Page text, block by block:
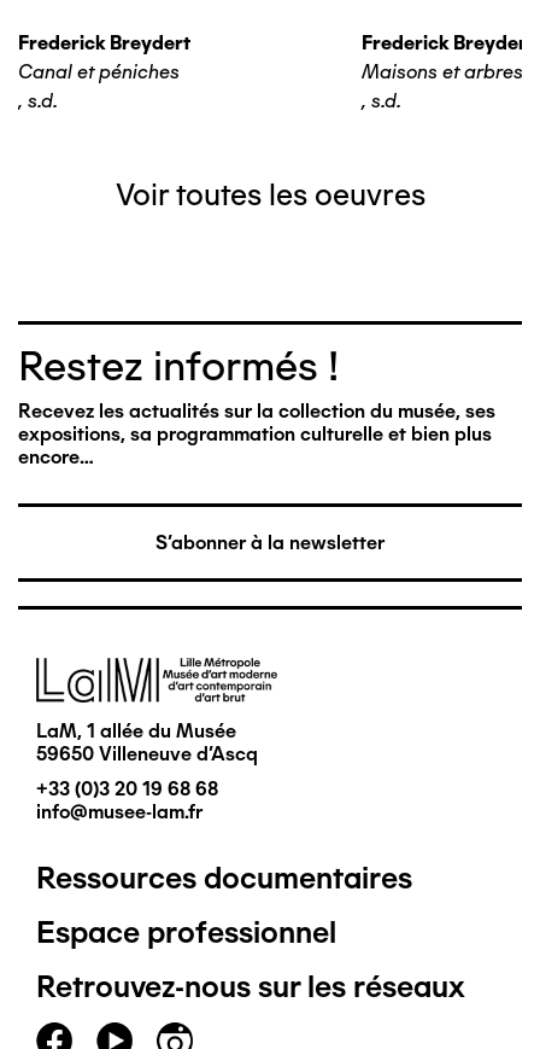
Frederick Breydert
Canal et péniches
, s.d.
Frederick Breydert
Maisons et arbres
, s.d.
Voir toutes les oeuvres
Restez informés !
Recevez les actualités sur la collection du musée, ses
expositions, sa programmation culturelle et bien plus
encore…
S'abonner à la newsletter
Image
LaM, 1 allée du Musée
59650 Villeneuve d'Ascq
+33 (0)3 20 19 68 68
info@musee-lam.fr
Pied
de
page
Ressources documentaires
Espace professionnel
Retrouvez-nous sur les réseaux